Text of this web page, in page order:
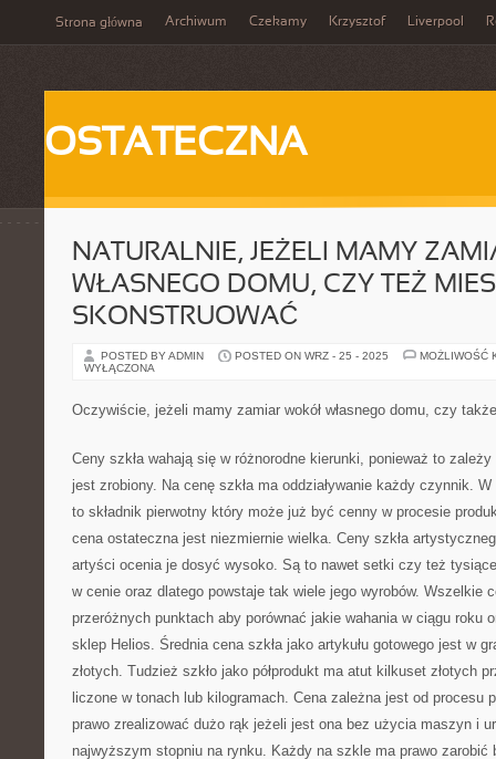
Strona główna Archiwum Czekamy Krzysztof Liverpool
OSTATECZNA
NATURALNIE, JEŻELI MAMY
WŁASNEGO DOMU, CZY TEŻ
SKONSTRUOWAĆ
POSTED BY ADMIN POSTED ON WRZ - 25 - 2025
MOŻLIWOŚĆ
WYŁĄCZONA
Oczywiście, jeżeli mamy zamiar wokół własnego domu, czy
Ceny szkła wahają się w różnorodne kierunki, ponieważ to
jest zrobiony. Na cenę szkła ma oddziaływanie każdy czynnik.
to składnik pierwotny który może już być cenny w procesie
cena ostateczna jest niezmiernie wielka. Ceny szkła
artyści ocenia je dosyć wysoko. Są to nawet setki czy też tysiące
w cenie oraz dlatego powstaje tak wiele jego wyrobów. Wszelkie
przeróżnych punktach aby porównać jakie wahania w ciągu roku
sklep Helios. Średnia cena szkła jako artykułu gotowego jest w
złotych. Tudzież szkło jako półprodukt ma atut kilkuset złotych
liczone w tonach lub kilogramach. Cena zależna jest od procesu
prawo zrealizować dużo rąk jeżeli jest ona bez użycia maszyn i
najwyższym stopniu na rynku. Każdy na szkle ma prawo zarobić